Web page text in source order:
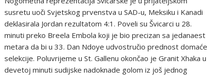
susretu uoči Svjetskog prvenstva u SAD-u, Meksiku i Kanadi
deklasirala Jordan rezultatom 4:1. Poveli su Švicarci u 28.
minuti preko Breela Embola koji je bio precizan sa jedanaest
metara da bi u 33. Dan Ndoye udvostručio prednost domaće
selekcije. Poluvrijeme u St. Gallenu okončao je Granit Xhaka u
devetoj minuti sudijske nadoknade golom iz još jednog